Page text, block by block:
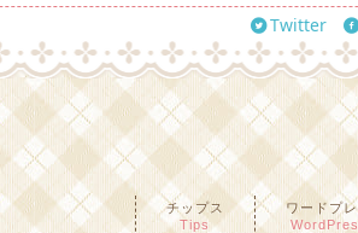
Twitter
チップス
Tips
ワードプ